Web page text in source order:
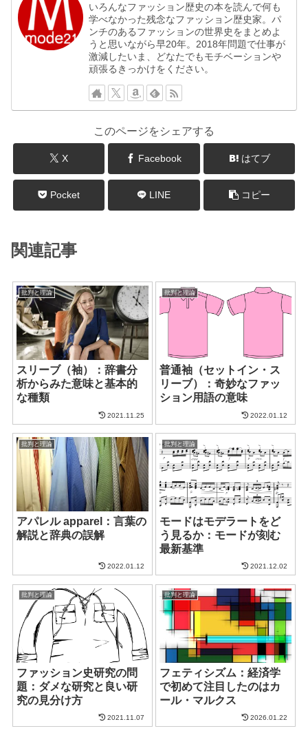
いろんなファッション歴史の本を読んで何も
学べなかった残念なファッション歴史家。パ
ンチのあるファッションの世界史をまとめよ
うと思いながら早20年。2018年問題で仕事が
激減したいま、どなたでもモチベーションや
頑張るきっかけをください。
このページをシェアする
X Facebook はてブ
Pocket LINE コピー
関連記事
批判と理論
スリーブ（袖）：辞書分
析からみた意味と基本的
な種類
2021.11.25
批判と理論
普通袖（セットイン・ス
リーブ）：奇妙なファッ
ション用語の意味
2022.01.12
批判と理論
アパレル apparel：言葉の
解説と辞典の誤解
2022.01.12
批判と理論
モードはモデラートをど
う見るか：モードが刻む
最新基準
2021.12.02
批判と理論
ファッション史研究の問
題：ダメな研究と良い研
究の見分け方
2021.11.07
批判と理論
フェティシズム：経済学
で初めて注目したのはカ
ール・マルクス
2026.01.22